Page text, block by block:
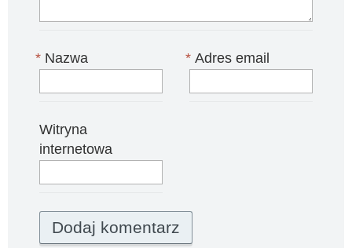
Nazwa
* Adres email
*
Witryna
internetowa